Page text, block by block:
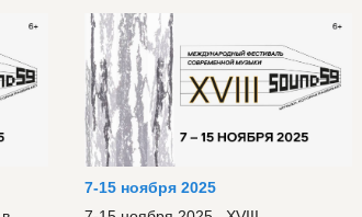
7-15 ноября 2025